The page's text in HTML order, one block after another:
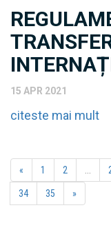
15 APR 2021
citeste mai mult
« 1 2
34 35 »